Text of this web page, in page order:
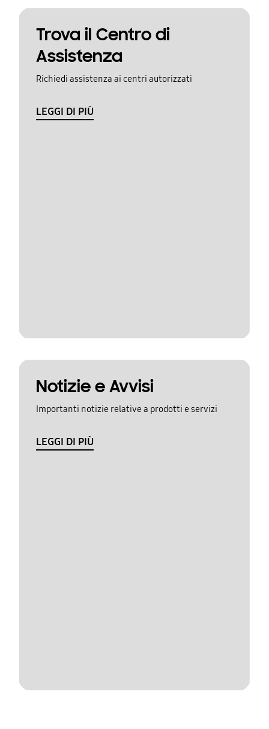
Trova il Centro di
Assistenza
Richiedi assistenza ai centri autorizzati
LEGGI DI PIÙ
Notizie e Avvisi
Importanti notizie relative a prodotti e servizi
LEGGI DI PIÙ